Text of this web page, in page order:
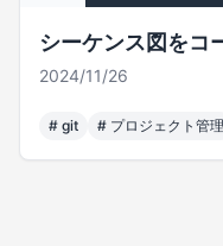
シーケンス図をコ
2024/11/26
# git # プロジェクト管理